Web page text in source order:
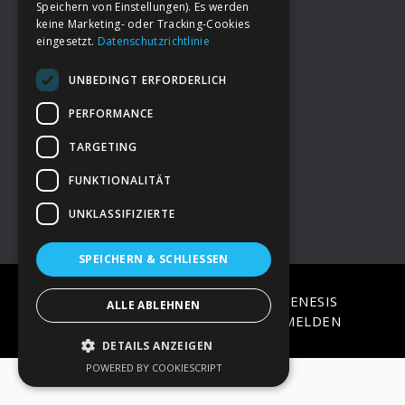
FooterDeine Spende
→ Impressum
→Kontakt zum PAO Team
COPYRIGHT © 2026 · ON
GENESIS
FRAMEWORK·WORDPRESS·ANMELDEN
Speichern von Einstellungen). Es werden
keine Marketing- oder Tracking-Cookies
eingesetzt. Datenschutzrichtlinie
UNBEDINGT ERFORDERLICH
PERFORMANCE
TARGETING
FUNKTIONALITÄT
UNKLASSIFIZIERTE
SPEICHERN & SCHLIESSEN
ALLE ABLEHNEN
DETAILS ANZEIGEN
POWERED BY COOKIESCRIPT